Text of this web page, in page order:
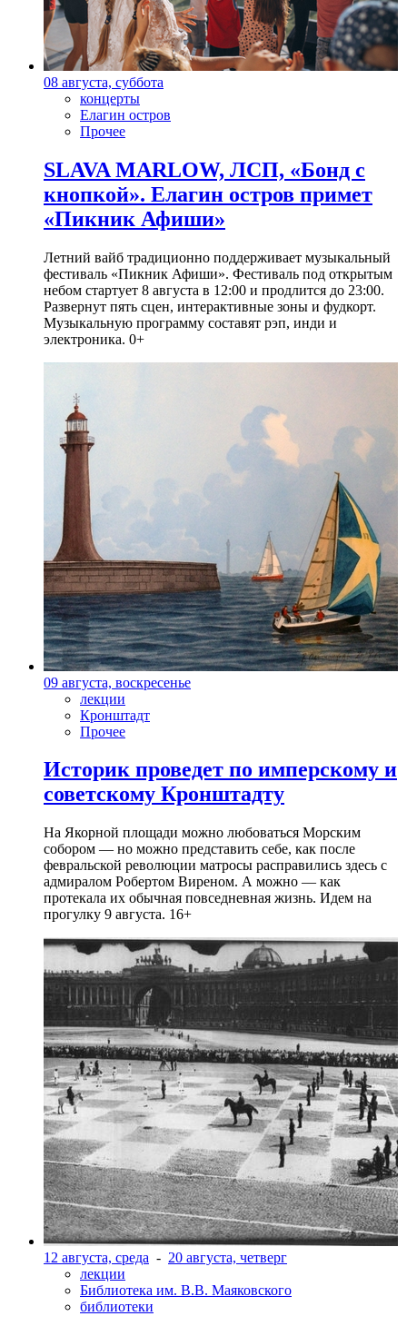
08 августа, суббота
концерты
Елагин остров
Прочее
SLAVA MARLOW, ЛСП, «Бонд с
кнопкой». Елагин остров примет
«Пикник Афиши»
Летний вайб традиционно поддерживает музыкальный
фестиваль «Пикник Афиши». Фестиваль под открытым
небом стартует 8 августа в 12:00 и продлится до 23:00.
Развернут пять сцен, интерактивные зоны и фудкорт.
Музыкальную программу составят рэп, инди и
электроника. 0+
09 августа, воскресенье
лекции
Кронштадт
Прочее
Историк проведет по имперскому и
советскому Кронштадту
На Якорной площади можно любоваться Морским
собором — но можно представить себе, как после
февральской революции матросы расправились здесь с
адмиралом Робертом Виреном. А можно — как
протекала их обычная повседневная жизнь. Идем на
прогулку 9 августа. 16+
12 августа, среда - 20 августа, четверг
лекции
Библиотека им. В.В. Маяковского
библиотеки